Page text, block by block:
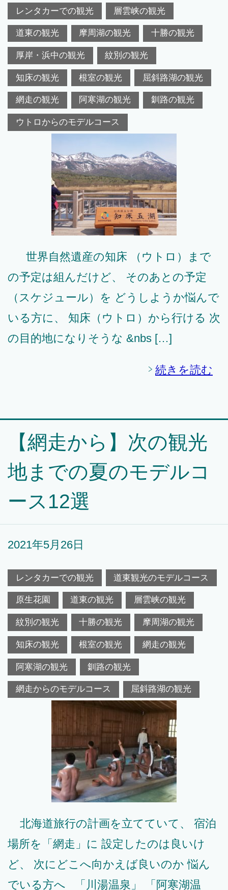
レンタカーでの観光 層雲峡の観光
道東の観光 摩周湖の観光 十勝の観光
厚岸・浜中の観光 紋別の観光
知床の観光 根室の観光 屈斜路湖の観光
網走の観光 阿寒湖の観光 釧路の観光
ウトロからのモデルコース
世界自然遺産の知床 （ウトロ）まで
の予定は組んだけど、 そのあとの予定
（スケジュール）を どうしようか悩んで
いる方に、 知床（ウトロ）から行ける 次
の目的地になりそうな &nbs […]
続きを読む
【網走から】次の観光
地までの夏のモデルコ
ース12選
2021年5月26日
レンタカーでの観光 道東観光のモデルコース
原生花園 道東の観光 層雲峡の観光
紋別の観光 十勝の観光 摩周湖の観光
知床の観光 根室の観光 網走の観光
阿寒湖の観光 釧路の観光
網走からのモデルコース 屈斜路湖の観光
北海道旅行の計画を立てていて、 宿泊
場所を「網走」に 設定したのは良いけ
ど、 次にどこへ向かえば良いのか 悩ん
でいる方へ 「川湯温泉」 「阿寒湖温